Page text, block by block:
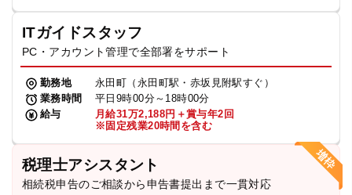
ITガイドスタッフ
PC・アカウント管理で全部署をサポート
勤務地
永田町（永田町駅・赤坂見附駅すぐ）
業務時間
平日9時00分～18時00分
給与
月給31万2,188円＋賞与年2回
※固定残業20時間を含む
税理士アシスタント
相続税申告のご相談から申告書提出まで一貫対応